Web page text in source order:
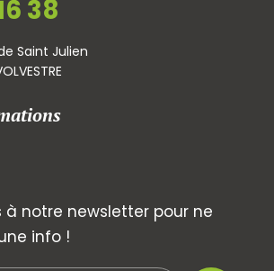
38
Saint Julien
à notre newsletter pour ne
info !